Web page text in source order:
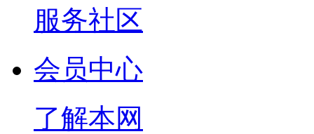
服务社区
会员中心
了解本网